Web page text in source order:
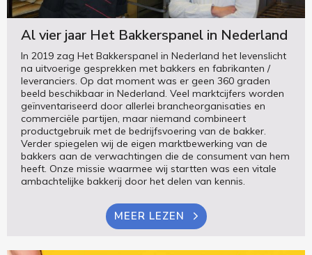
Al vier jaar Het Bakkerspanel in Nederland
In 2019 zag Het Bakkerspanel in Nederland het levenslicht
na uitvoerige gesprekken met bakkers en fabrikanten /
leveranciers. Op dat moment was er geen 360 graden
beeld beschikbaar in Nederland. Veel marktcijfers worden
geïnventariseerd door allerlei brancheorganisaties en
commerciële partijen, maar niemand combineert
productgebruik met de bedrijfsvoering van de bakker.
Verder spiegelen wij de eigen marktbewerking van de
bakkers aan de verwachtingen die de consument van hem
heeft. Onze missie waarmee wij startten was een vitale
ambachtelijke bakkerij door het delen van kennis.
MEER LEZEN